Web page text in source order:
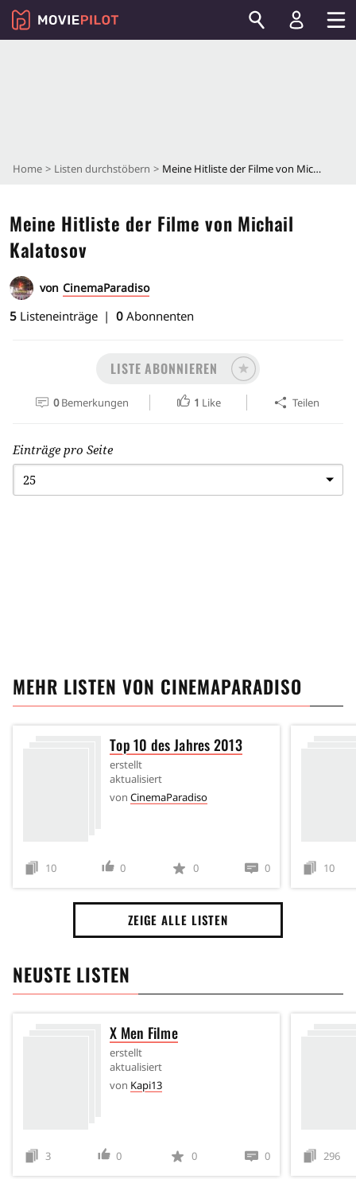
Home Listen durchstöbern Meine Hitliste der Filme von Michail Kalatosov
Meine Hitliste der Filme von Michail
Kalatosov
von CinemaParadiso
5 Listeneinträge 0 Abonnenten
LISTE ABONNIEREN
0 Bemerkungen 1 Like Teilen
Einträge pro Seite
MEHR LISTEN VON CINEMAPARADISO
Top 10 des Jahres 2013
erstellt
aktualisiert
von CinemaParadiso
10 0 0 0 10
ZEIGE ALLE LISTEN
NEUSTE LISTEN
X Men Filme
erstellt
aktualisiert
von Kapi13
3 0 0 0 296